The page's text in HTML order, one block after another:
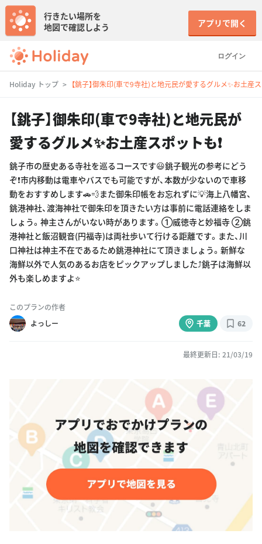
ログイン
行きたい場所を
地図で確認しよう
アプリで開く
Holiday トップ 【銚子】御朱印(車で9寺社)と地元民が愛するグルメ✨お土産ス
【銚子】御朱印(車で9寺社)と地元民が
愛するグルメ✨お土産スポットも❗️
銚子市の歴史ある寺社を巡るコースです😃銚子観光の参考にどう
ぞ❗️市内移動は電車やバスでも可能ですが、本数が少ないので車移
動をおすすめします🚗💨また御朱印帳をお忘れずに💡海上八幡宮、
銚港神社、渡海神社で御朱印を頂きたい方は事前に電話連絡をしま
しょう。神主さんがいない時があります。①威徳寺と妙福寺 ②銚
港神社と飯沼観音(円福寺)は両社歩いて行ける距離です。また、川
口神社は神主不在であるため銚港神社にて頂きましょう。新鮮な
海鮮以外で人気のあるお店をピックアップしました⤴️銚子は海鮮以
外も楽しめますよ⭐️
このプランの作者
よっしー
千葉 62
最終更新日: 21/03/19